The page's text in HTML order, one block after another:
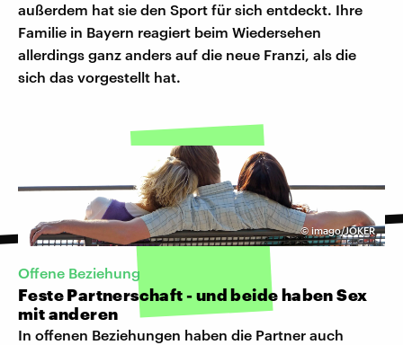
außerdem hat sie den Sport für sich entdeckt. Ihre
Familie in Bayern reagiert beim Wiedersehen
allerdings ganz anders auf die neue Franzi, als die
sich das vorgestellt hat.
© imago/JOKER
Offene Beziehung
Feste Partnerschaft - und beide haben Sex
mit anderen
In offenen Beziehungen haben die Partner auch